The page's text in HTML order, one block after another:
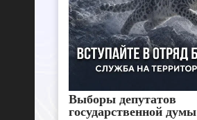
Выборы депутатов
государственной думы